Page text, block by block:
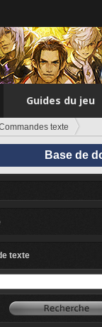
Guides du jeu
texte
Base de
texte